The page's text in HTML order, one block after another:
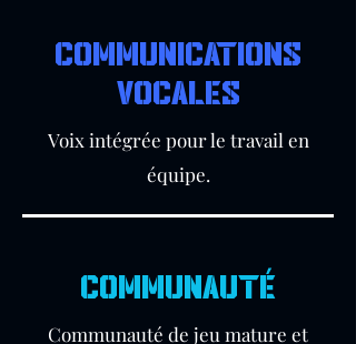
COMMUNICATIONS
VOCALES
Voix intégrée pour le travail en
équipe.
COMMUNAUTÉ
Communauté de jeu mature et